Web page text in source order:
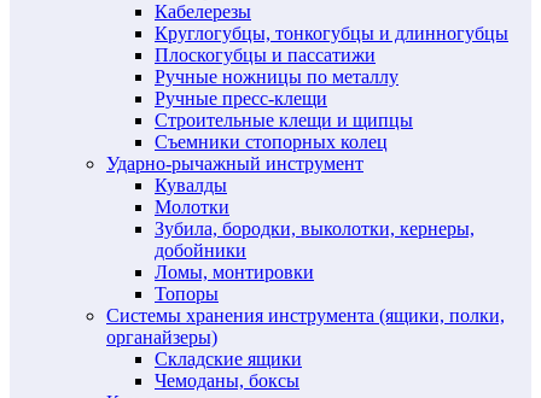
Кабелерезы
Круглогубцы, тонкогубцы и длинногубцы
Плоскогубцы и пассатижи
Ручные ножницы по металлу
Ручные пресс-клещи
Строительные клещи и щипцы
Съемники стопорных колец
Ударно-рычажный инструмент
Кувалды
Молотки
Зубила, бородки, выколотки, кернеры,
добойники
Ломы, монтировки
Топоры
Системы хранения инструмента (ящики, полки,
органайзеры)
Складские ящики
Чемоданы, боксы